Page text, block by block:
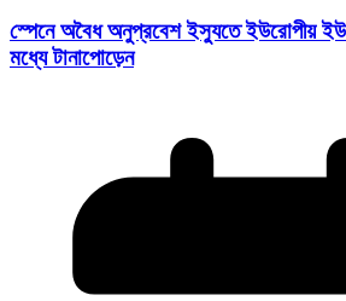
স্পেনে অবৈধ অনুপ্রবেশ ইস্যুতে ইউরোপীয়
মধ্যে টানাপোড়েন